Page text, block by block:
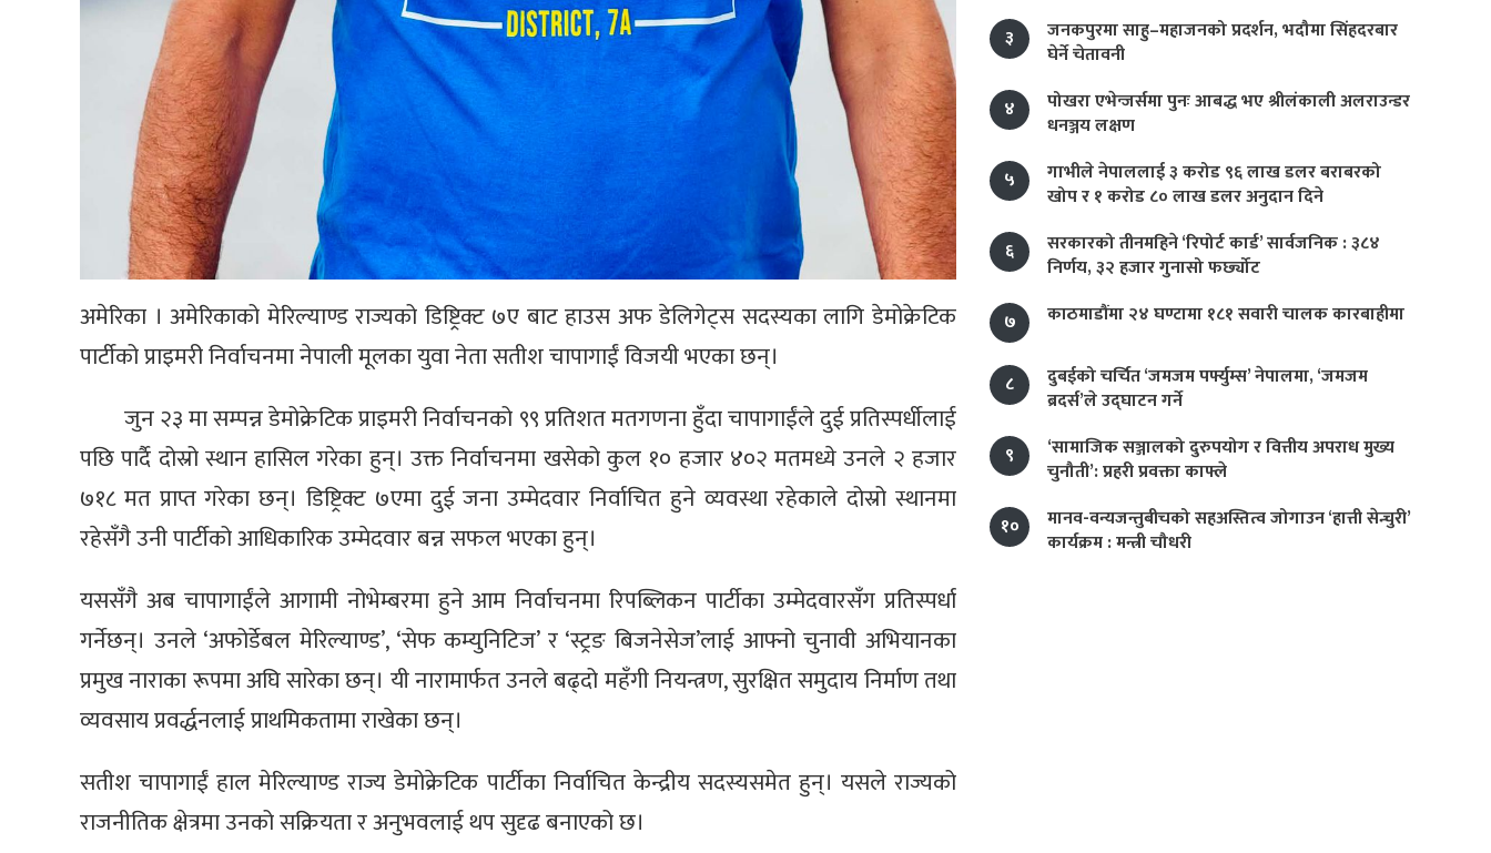
अमेरिका । अमेरिकाको मेरिल्याण्ड राज्यको डिष्ट्रिक्ट ७ए बाट हाउस अफ डेलिगेट्स सदस्यका लागि डेमोक्रेटिक
पार्टीको प्राइमरी निर्वाचनमा नेपाली मूलका युवा नेता सतीश चापागाईं विजयी भएका छन्।
जुन २३ मा सम्पन्न डेमोक्रेटिक प्राइमरी निर्वाचनको ९९ प्रतिशत मतगणना हुँदा चापागाईंले दुई प्रतिस्पर्धीलाई
पछि पार्दै दोस्रो स्थान हासिल गरेका हुन्। उक्त निर्वाचनमा खसेको कुल १० हजार ४०२ मतमध्ये उनले २ हजार
७१८ मत प्राप्त गरेका छन्। डिष्ट्रिक्ट ७एमा दुई जना उम्मेदवार निर्वाचित हुने व्यवस्था रहेकाले दोस्रो स्थानमा
रहेसँगै उनी पार्टीको आधिकारिक उम्मेदवार बन्न सफल भएका हुन्।
यससँगै अब चापागाईंले आगामी नोभेम्बरमा हुने आम निर्वाचनमा रिपब्लिकन पार्टीका उम्मेदवारसँग प्रतिस्पर्धा
गर्नेछन्। उनले ‘अफोर्डेबल मेरिल्याण्ड’, ‘सेफ कम्युनिटिज’ र ‘स्ट्रङ बिजनेसेज’लाई आफ्नो चुनावी अभियानका
प्रमुख नाराका रूपमा अघि सारेका छन्। यी नारामार्फत उनले बढ्दो महँगी नियन्त्रण, सुरक्षित समुदाय निर्माण तथा
व्यवसाय प्रवर्द्धनलाई प्राथमिकतामा राखेका छन्।
सतीश चापागाईं हाल मेरिल्याण्ड राज्य डेमोक्रेटिक पार्टीका निर्वाचित केन्द्रीय सदस्यसमेत हुन्। यसले राज्यको
राजनीतिक क्षेत्रमा उनको सक्रियता र अनुभवलाई थप सुदृढ बनाएको छ।
३
जनकपुरमा साहु–महाजनको प्रदर्शन, भदौमा सिंहदरबार
घेर्ने चेतावनी
४
पोखरा एभेन्जर्समा पुनः आबद्ध भए श्रीलंकाली अलराउन्डर
धनञ्जय लक्षण
५
गाभीले नेपाललाई ३ करोड ९६ लाख डलर बराबरको
खोप र १ करोड ८० लाख डलर अनुदान दिने
६
सरकारको तीनमहिने ‘रिपोर्ट कार्ड’ सार्वजनिक : ३८४
निर्णय, ३२ हजार गुनासो फर्छ्योट
७
काठमाडौंमा २४ घण्टामा १८१ सवारी चालक कारबाहीमा
८
दुबईको चर्चित ‘जमजम पर्फ्युम्स’ नेपालमा, ‘जमजम
ब्रदर्स’ले उद्घाटन गर्ने
९
‘सामाजिक सञ्जालको दुरुपयोग र वित्तीय अपराध मुख्य
चुनौती’: प्रहरी प्रवक्ता काफ्ले
१०
मानव-वन्यजन्तुबीचको सहअस्तित्व जोगाउन ‘हात्ती सेन्चुरी’
कार्यक्रम : मन्त्री चौधरी